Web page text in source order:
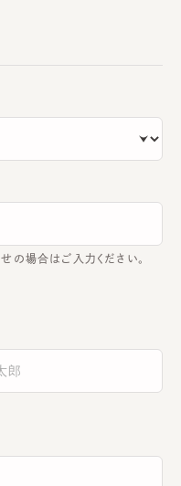
の場合はご入力ください。